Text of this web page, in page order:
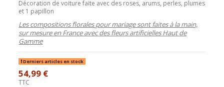
Décoration de voiture faite avec des roses, arums, perles, plumes
et 1 papillon
Les compositions florales pour mariage sont faites à la main,
sur mesure en France avec des fleurs artificielles Haut de
Gamme
Derniers articles en stock
54,99 €
TTC